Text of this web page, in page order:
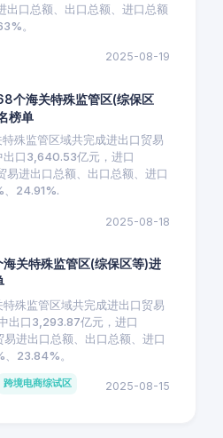
口总额、出口总额、进口总额
。
2025-08-19
个海关特殊监管区(综保区
榜单
殊监管区域共完成进出口贸易
出口3,640.53亿元，进口
进出口总额、出口总额、进口
、24.91%.
2025-08-18
关特殊监管区(综保区等)进
殊监管区域共完成进出口贸易
出口3,293.87亿元，进口
进出口总额、出口总额、进口
23.84%。
跨境电商综试区 2025-08-15